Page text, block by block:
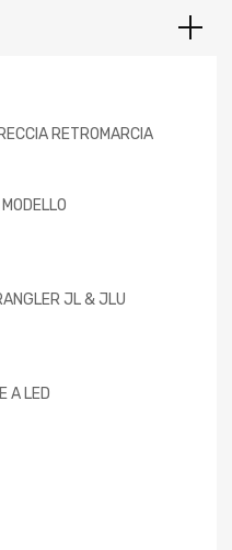
RETROMARCIA
JL & JLU
A LED